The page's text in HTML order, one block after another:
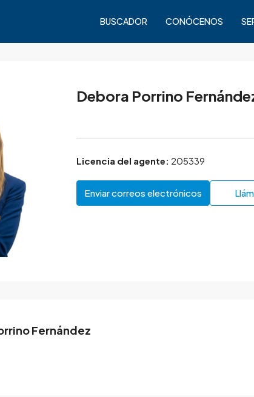
BUSCADOR CONÓCENOS
Debora Porrino
Licencia del agente: 205339
Enviar correos electrónicos
Fernández